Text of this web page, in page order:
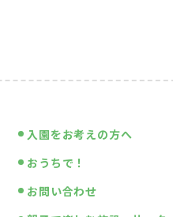
入園をお考えの方へ
おうちで！
お問い合わせ